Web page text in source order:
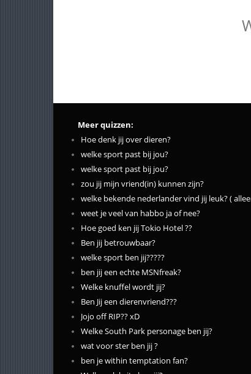
Meer quizzen:
Hoe denk jij over dieren?
welke sport past bij jou?
welke sport past bij jou?
zou jij mijn vriend(in) kunnen zijn?
welke bekende nederlander vind jij leuk? (
weet je veel van habbo ja of nee?
Hoe goed ken jij Tokio Hotel ??
Ben jij betrouwbaar?
welke sport ben jij?????
ben jij een echte MSNfreak?
Welke knuffel wordt jij?
Ben Jij een dierenvriend???
Jojo off RIP?? xD
Welke South Park personage ben jij?
wat voor ster ben jij ?
ben je within temptation fan?